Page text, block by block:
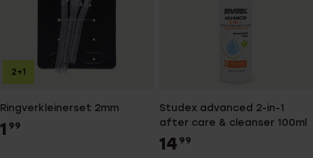
Ringverkleinerset 2mm
1 99
2+1
Studex advanced 2-in-1
after care & cleanser 100ml
14 99